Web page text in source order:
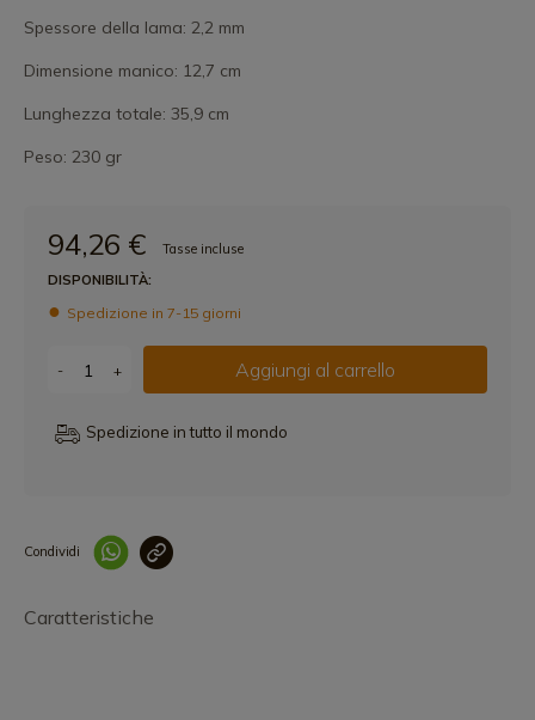
Spessore della lama: 2,2 mm
Dimensione manico: 12,7 cm
Lunghezza totale: 35,9 cm
Peso: 230 gr
94,26 €
Tasse incluse
DISPONIBILITÀ:
Spedizione in 7-15 giorni
- + Aggiungi al carrello
Spedizione in tutto il mondo
Condividi
Caratteristiche